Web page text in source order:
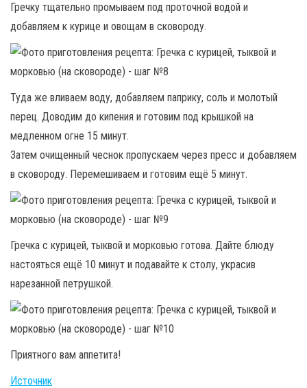
Гречку тщательно промываем под проточной водой и
добавляем к курице и овощам в сковороду.
Туда же вливаем воду, добавляем паприку, соль и молотый
перец. Доводим до кипения и готовим под крышкой на
медленном огне 15 минут.
Затем очищенный чеснок пропускаем через пресс и добавляем
в сковороду. Перемешиваем и готовим ещё 5 минут.
Гречка с курицей, тыквой и морковью готова. Дайте блюду
настояться ещё 10 минут и подавайте к столу, украсив
нарезанной петрушкой.
Приятного вам аппетита!
Источник